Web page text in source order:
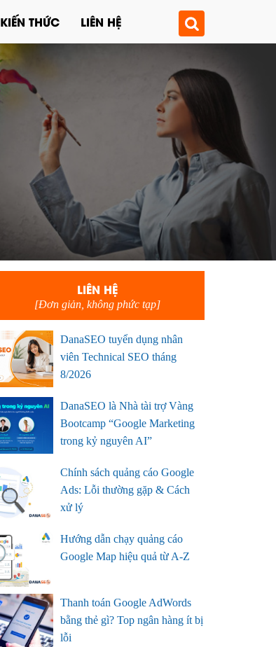
KIẾN THỨC LIÊN HỆ
LIÊN HỆ
[Đơn giản, không phức tạp]
DanaSEO tuyển dụng nhân
viên Technical SEO tháng
8/2026
DanaSEO là Nhà tài trợ Vàng
Bootcamp “Google Marketing
trong kỷ nguyên AI”
Chính sách quảng cáo Google
Ads: Lỗi thường gặp & Cách
xử lý
Hướng dẫn chạy quảng cáo
Google Map hiệu quả từ A-Z
Thanh toán Google AdWords
bằng thẻ gì? Top ngân hàng ít bị
lỗi